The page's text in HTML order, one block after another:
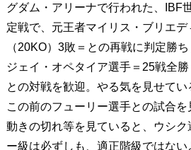
グダム・アリーナで行われた、IBF
定戦で、元王者マイリス・ブリエデ
（20KO）3敗＝との再戦に判定勝
ジェイ・オペタイア選手＝25戦全
との対戦を歓迎。やる気を見せてい
この前のフューリー選手との試合を
動きの切れ等を見ていると、ウシ
ー級は必ずしも、適正階級ではない